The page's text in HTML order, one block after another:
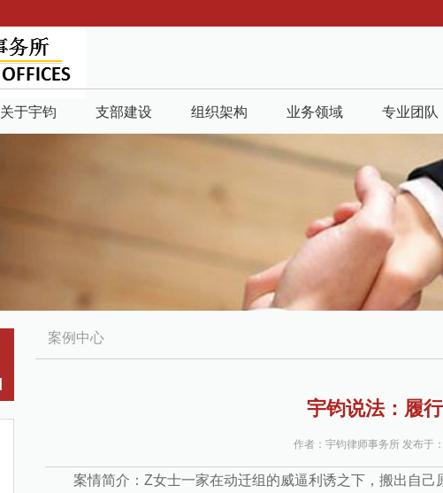
关于宇钧 支部建设 组织架构 业务领域 专业团队
案例中心
宇钧说法：履
作者：宇钧律师事务所 发布于：
案情简介：Z女士一家在动迁组的威逼利诱之下，搬出自